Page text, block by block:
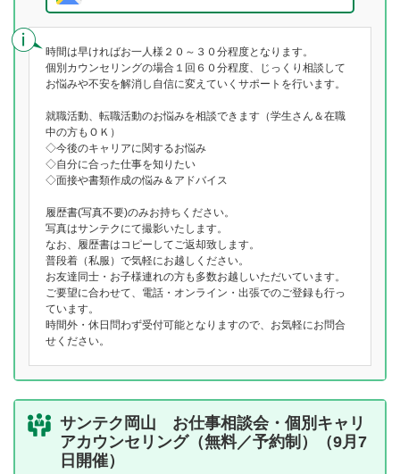
時間は早ければお一人様２０～３０分程度となります。
個別カウンセリングの場合１回６０分程度、じっくり相談して
お悩みや不安を解消し自信に変えていくサポートを行います。
就職活動、転職活動のお悩みを相談できます（学生さん＆在職
中の方もＯＫ）
◇今後のキャリアに関するお悩み
◇自分に合った仕事を知りたい
◇面接や書類作成の悩み＆アドバイス
履歴書(写真不要)のみお持ちください。
写真はサンテクにて撮影いたします。
なお、履歴書はコピーしてご返却致します。
普段着（私服）で気軽にお越しください。
お友達同士・お子様連れの方も多数お越しいただいています。
ご要望に合わせて、電話・オンライン・出張でのご登録も行っ
ています。
時間外・休日問わず受付可能となりますので、お気軽にお問合
せください。
サンテク岡山 お仕事相談会・個別キャリ
アカウンセリング（無料／予約制）（9月7
日開催）